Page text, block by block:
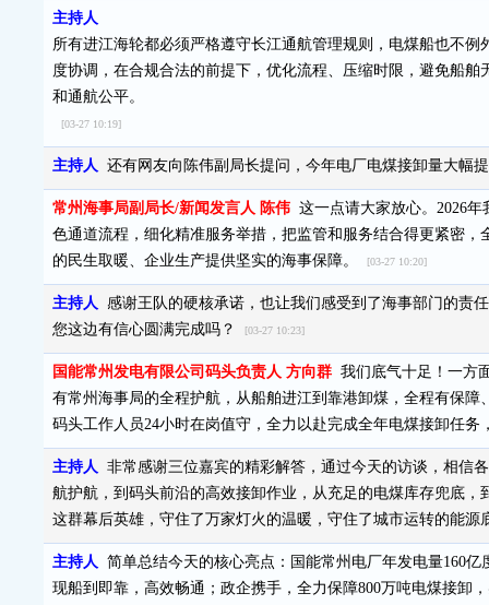
主持人
所有进江海轮都必须严格遵守长江通航管理规则，电煤船也不
度协调，在合规合法的前提下，优化流程、压缩时限，避免船
和通航公平。
[03-27 10:19]
主持人 还有网友向陈伟副局长提问，今年电厂电煤接卸量大幅
常州海事局副局长/新闻发言人 陈伟 这一点请大家放心。2026
色通道流程，细化精准服务举措，把监管和服务结合得更紧密
的民生取暖、企业生产提供坚实的海事保障。
[03-27 10:20]
主持人 感谢王队的硬核承诺，也让我们感受到了海事部门的责
您这边有信心圆满完成吗？
[03-27 10:23]
国能常州发电有限公司码头负责人 方向群 我们底气十足！一方
有常州海事局的全程护航，从船舶进江到靠港卸煤，全程有保
码头工作人员24小时在岗值守，全力以赴完成全年电煤接卸任
主持人 非常感谢三位嘉宾的精彩解答，通过今天的访谈，相信
航护航，到码头前沿的高效接卸作业，从充足的电煤库存兜底
这群幕后英雄，守住了万家灯火的温暖，守住了城市运转的能
主持人 简单总结今天的核心亮点：国能常州电厂年发电量160
现船到即靠，高效畅通；政企携手，全力保障800万吨电煤接卸